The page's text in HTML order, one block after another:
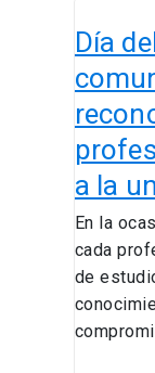
Día
a la
En la
cada
de
del
UC
celebra
reconoce
a
más
de
70